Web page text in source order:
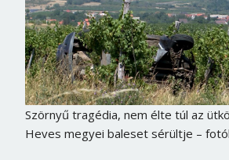
Szörnyű tragédia, nem élte túl az
Heves megyei baleset sérültje –